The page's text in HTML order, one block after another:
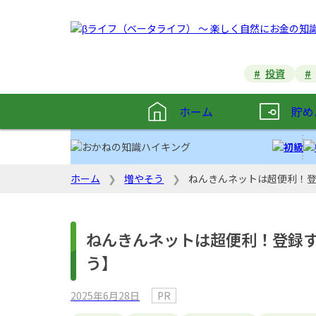
投資
ホーム 貯
ホーム 増やそう ねんきんネットは超便利！
ねんきんネットは超便利！登録
う】
2025年6月28日 PR